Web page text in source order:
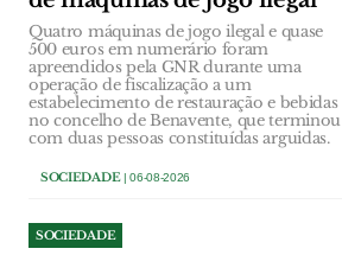
Quatro máquinas de jogo ilegal e quase
500 euros em numerário foram
apreendidos pela GNR durante uma
operação de fiscalização a um
estabelecimento de restauração e bebidas
no concelho de Benavente, que terminou
com duas pessoas constituídas arguidas.
SOCIEDADE| 06-08-2026
SOCIEDADE